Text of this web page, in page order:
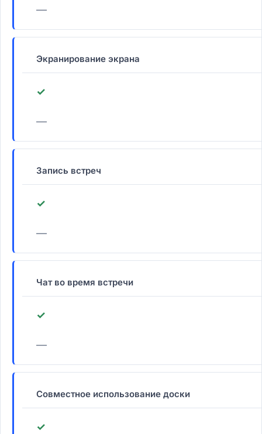
—
Экранирование экрана
✓
—
Запись встреч
✓
—
Чат во время встречи
✓
—
Совместное использование доски
✓